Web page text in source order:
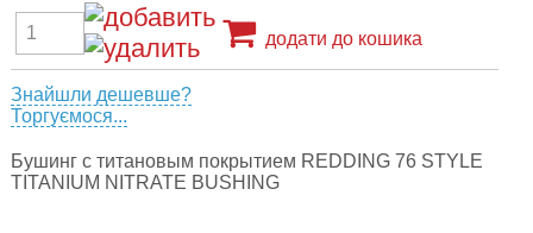
додати до кошика
Знайшли дешевше?
Торгуємося...
Бушинг с титановым покрытием REDDING 76 STYLE
TITANIUM NITRATE BUSHING